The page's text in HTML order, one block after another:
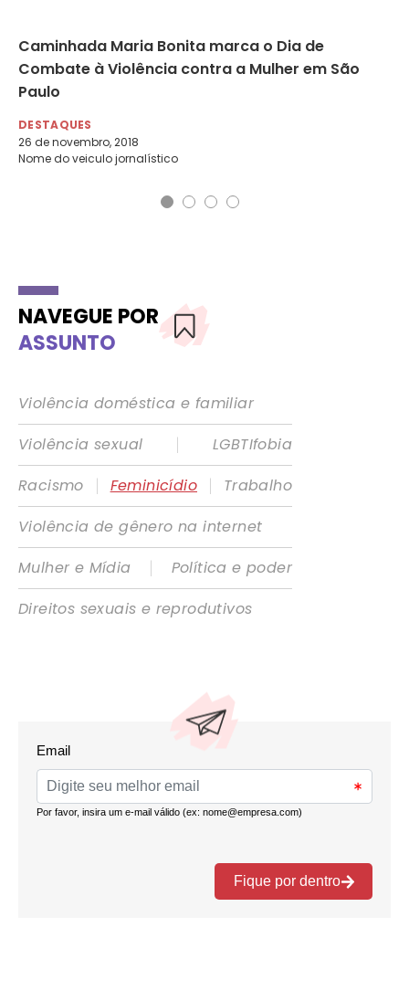
Caminhada Maria Bonita marca o Dia de
Combate à Violência contra a Mulher em São
Paulo
DESTAQUES
26 de novembro, 2018
Nome do veiculo jornalístico
NAVEGUE POR
ASSUNTO
Violência doméstica e familiar
Violência sexual
|
LGBTIfobia
Racismo
| Feminicídio |
Trabalho
Violência de gênero na internet
Mulher e Mídia
|
Política e poder
Direitos sexuais e reprodutivos